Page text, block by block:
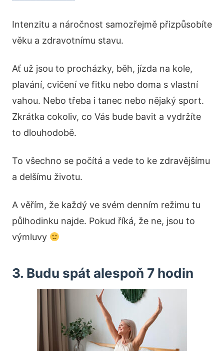
Intenzitu a náročnost samozřejmě přizpůsobíte
věku a zdravotnímu stavu.
Ať už jsou to procházky, běh, jízda na kole,
plavání, cvičení ve fitku nebo doma s vlastní
vahou. Nebo třeba i tanec nebo nějaký sport.
Zkrátka cokoliv, co Vás bude bavit a vydržíte
to dlouhodobě.
To všechno se počítá a vede to ke zdravějšímu
a delšímu životu.
A věřím, že každý ve svém denním režimu tu
půlhodinku najde. Pokud říká, že ne, jsou to
výmluvy
3. Budu spát alespoň 7 hodin